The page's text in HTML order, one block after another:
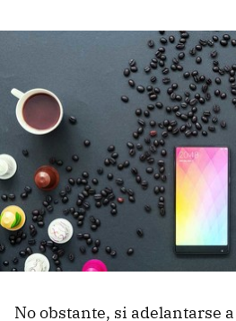
No obstante, si adelantarse